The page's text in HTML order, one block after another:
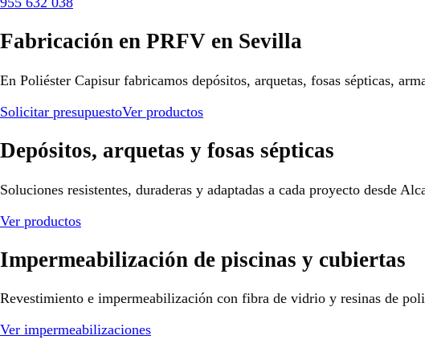
Fabricación en PRFV en Sevilla
En Poliéster Capisur fabricamos depósitos, arquetas, fosas sépticas,
Solicitar presupuestoVer productos
Depósitos, arquetas y fosas sépticas
Soluciones resistentes, duraderas y adaptadas a cada proyecto desde
Ver productos
Impermeabilización de piscinas y cubiertas
Revestimiento e impermeabilización con fibra de vidrio y resinas de
Ver impermeabilizaciones